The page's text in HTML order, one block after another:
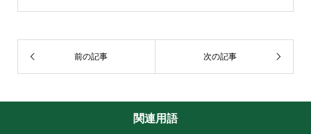
前の記事 次の記事
関連用語